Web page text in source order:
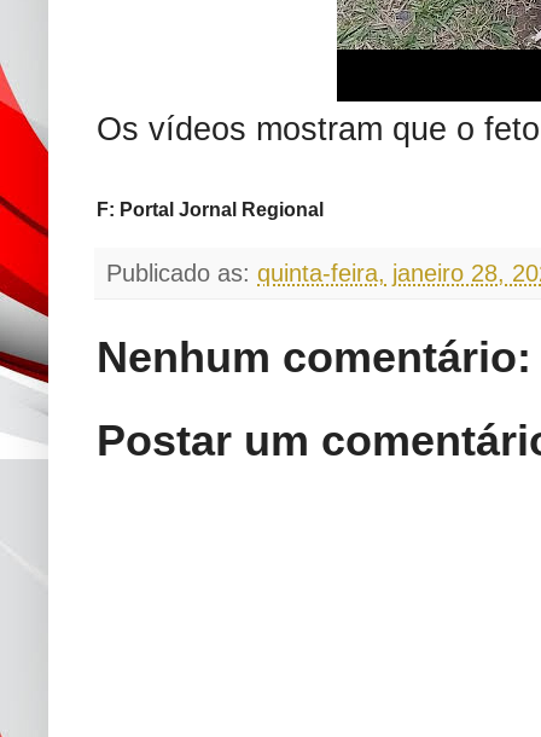
Os vídeos mostram que o
F: Portal Jornal Regional
Publicado as: quinta-feira, janeiro 28,
Nenhum comentário:
Postar um